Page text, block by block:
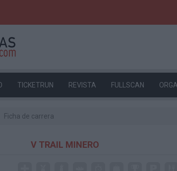
TICKETRUN REVISTA FULLSCAN
Ficha de carrera
V TRAIL MINERO